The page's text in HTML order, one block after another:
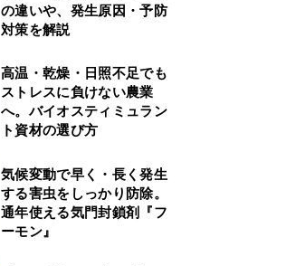
の違いや、発生原因・予防
対策を解説
高温・乾燥・日照不足でも
ストレスに負けない農業
へ。バイオスティミュラン
ト資材の選び方
気候変動で早く・長く発生
する害虫をしっかり防除。
通年使える気門封鎖剤『フ
ーモン』